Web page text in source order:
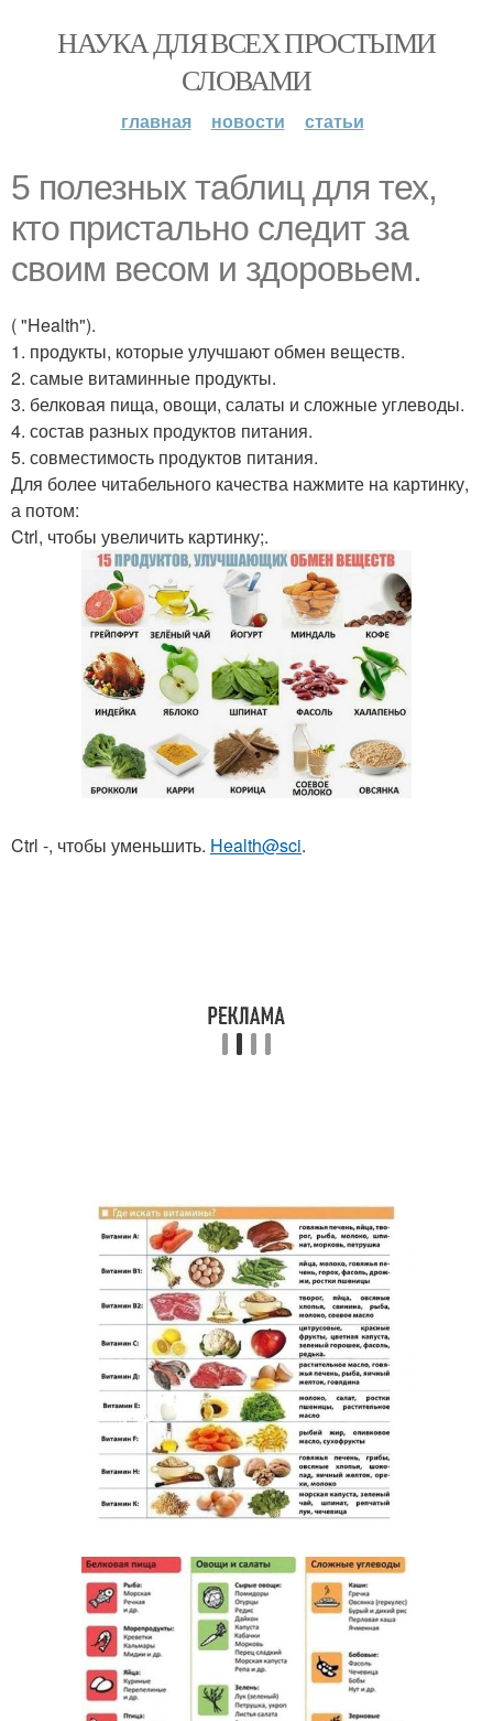
НАУКА ДЛЯ ВСЕХ ПРОСТЫМИ
СЛОВАМИ
главная новости статьи
5 полезных таблиц для тех,
кто пристально следит за
своим весом и здоровьем.
( "Health").
1. продукты, которые улучшают обмен веществ.
2. самые витаминные продукты.
3. белковая пища, овощи, салаты и сложные углеводы.
4. состав разных продуктов питания.
5. совместимость продуктов питания.
Для более читабельного качества нажмите на картинку,
а потом:
Ctrl, чтобы увеличить картинку;.
Ctrl -, чтобы уменьшить. Health@sci.